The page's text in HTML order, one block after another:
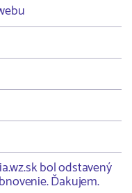
bol odstavený
Ďakujem.